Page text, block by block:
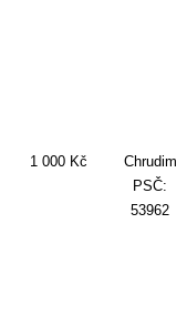
1 000 Kč
Chrudim
PSČ:
53962